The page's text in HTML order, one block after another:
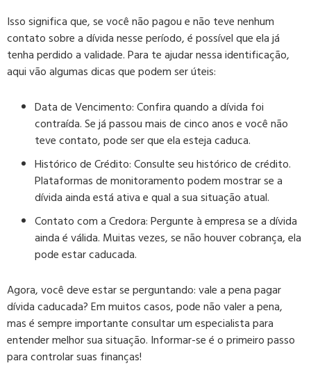
Isso significa que, se você não pagou e não teve nenhum
contato sobre a dívida nesse período, é possível que ela já
tenha perdido a validade. Para te ajudar nessa identificação,
aqui vão algumas dicas que podem ser úteis:
Data de Vencimento: Confira quando a dívida foi
contraída. Se já passou mais de cinco anos e você não
teve contato, pode ser que ela esteja caduca.
Histórico de Crédito: Consulte seu histórico de crédito.
Plataformas de monitoramento podem mostrar se a
dívida ainda está ativa e qual a sua situação atual.
Contato com a Credora: Pergunte à empresa se a dívida
ainda é válida. Muitas vezes, se não houver cobrança, ela
pode estar caducada.
Agora, você deve estar se perguntando: vale a pena pagar
dívida caducada? Em muitos casos, pode não valer a pena,
mas é sempre importante consultar um especialista para
entender melhor sua situação. Informar-se é o primeiro passo
para controlar suas finanças!